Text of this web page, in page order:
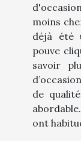
moins
déjà été
pouve
savoir
de
ont